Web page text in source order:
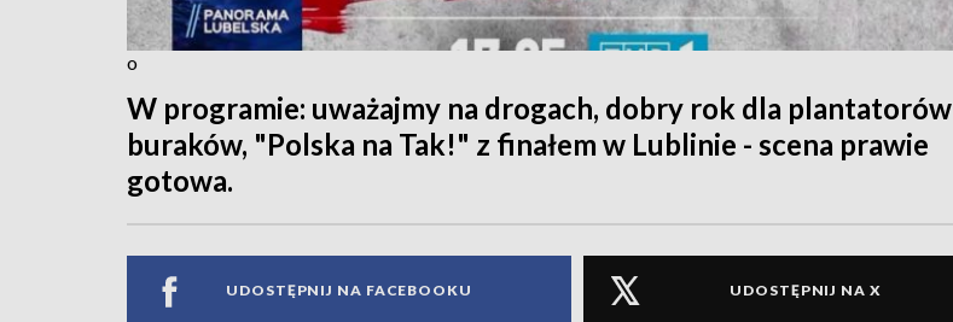
o
W programie: uważajmy na drogach, dobry rok dla plantatorów
buraków, "Polska na Tak!" z finałem w Lublinie - scena prawie
gotowa.
UDOSTĘPNIJ NA FACEBOOKU UDOSTĘPNIJ NA X